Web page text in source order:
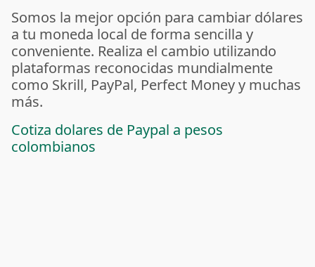
Somos la mejor opción para cambiar dólares
a tu moneda local de forma sencilla y
conveniente. Realiza el cambio utilizando
plataformas reconocidas mundialmente
como Skrill, PayPal, Perfect Money y muchas
más.
Cotiza dolares de Paypal a pesos
colombianos